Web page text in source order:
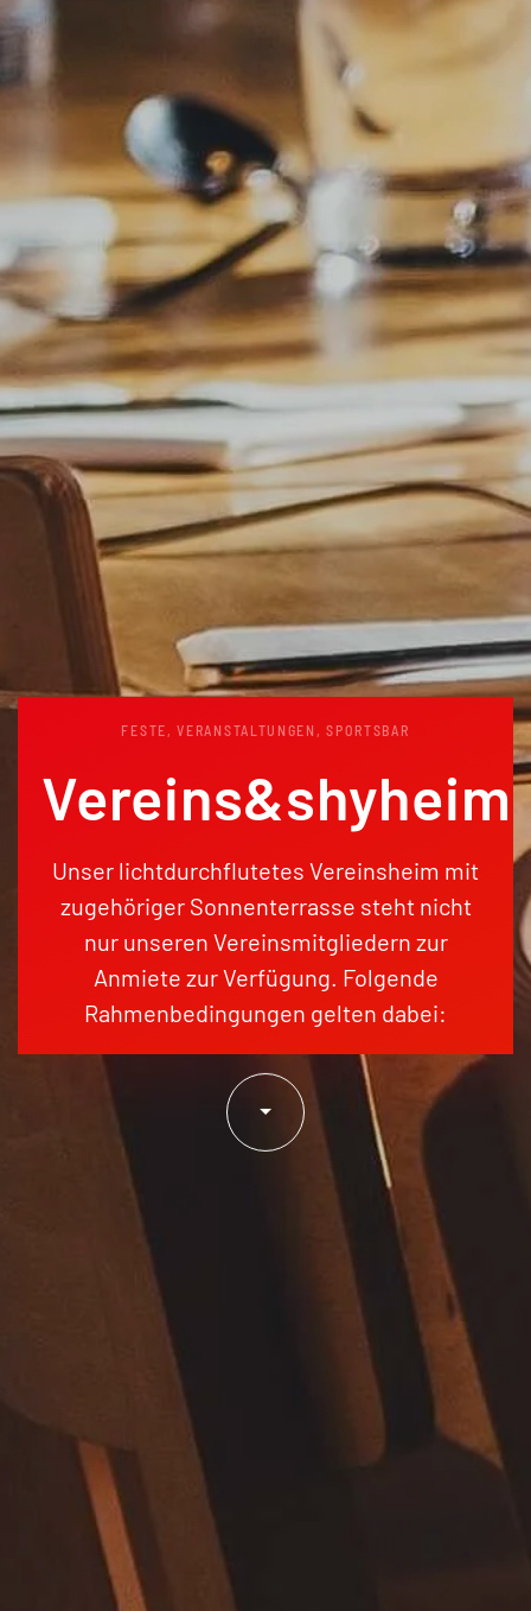
FESTE, VERANSTALTUNGEN, SPORTSBAR
Vereins&shyheim
Unser lichtdurchflutetes Vereinsheim mit
zugehöriger Sonnenterrasse steht nicht
nur unseren Vereinsmitgliedern zur
Anmiete zur Verfügung. Folgende
Rahmenbedingungen gelten dabei: